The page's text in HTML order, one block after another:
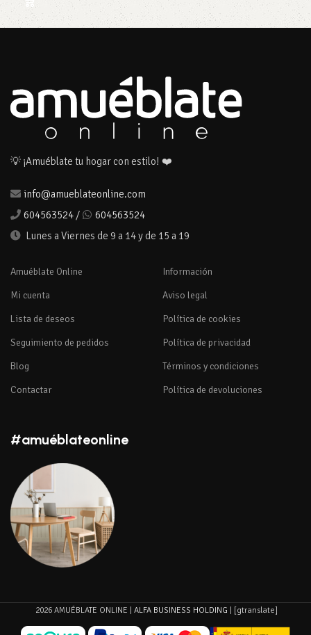
💡 ¡Amuéblate tu hogar con estilo! ❤️
info@amueblateonline.com
604563524 /
604563524
Lunes a Viernes de 9 a 14 y de 15 a 19
Amuéblate Online
Mi cuenta
Lista de deseos
Seguimiento de pedidos
Blog
Contactar
Información
Aviso legal
Política de cookies
Política de privacidad
Términos y condiciones
Política de devoluciones
#amuéblateonline
2026 AMUÉBLATE ONLINE | ALFA BUSINESS HOLDING | [gtranslate]